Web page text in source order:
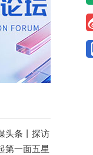
头条丨 探访
第一面五星